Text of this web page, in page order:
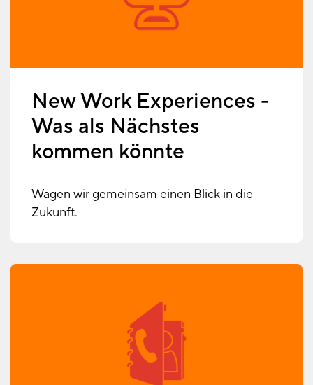
New Work Experiences -
Was als Nächstes
kommen könnte
Wagen wir gemeinsam einen Blick in die
Zukunft.